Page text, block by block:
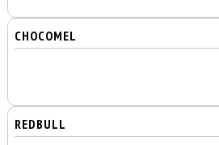
CHOCOMEL
REDBULL